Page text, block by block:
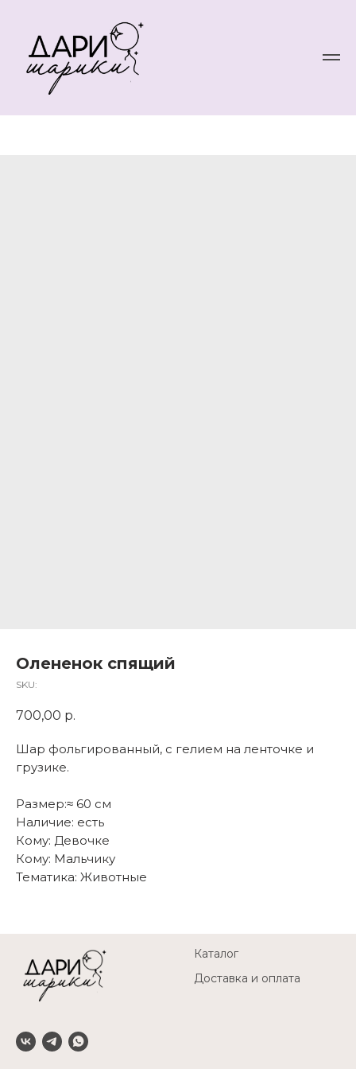
Олененок спящий
SKU:
700,00 р.
Шар фольгированный, с гелием на ленточке и
грузике.
Размер:≈ 60 см
Наличие: есть
Кому: Девочке
Кому: Мальчику
Тематика: Животные
Каталог
Доставка и оплата